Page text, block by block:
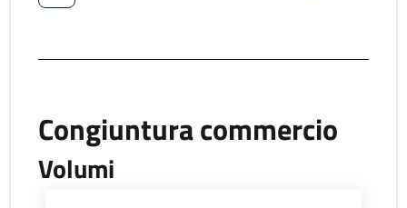
Congiuntura commercio
Volumi